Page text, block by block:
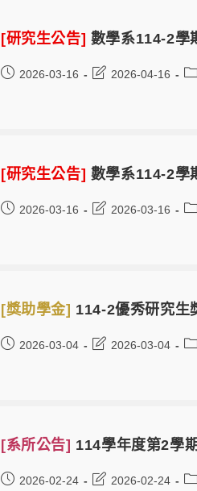
[研究生公告] 數學系114-2學
2026-03-16 2026-04-16
[研究生公告] 數學系114-2學
2026-03-16 2026-03-16
[獎助學金] 114-2優秀研究生
2026-03-04 2026-03-04
[系所公告] 114學年度第2學
2026-02-24 2026-02-24